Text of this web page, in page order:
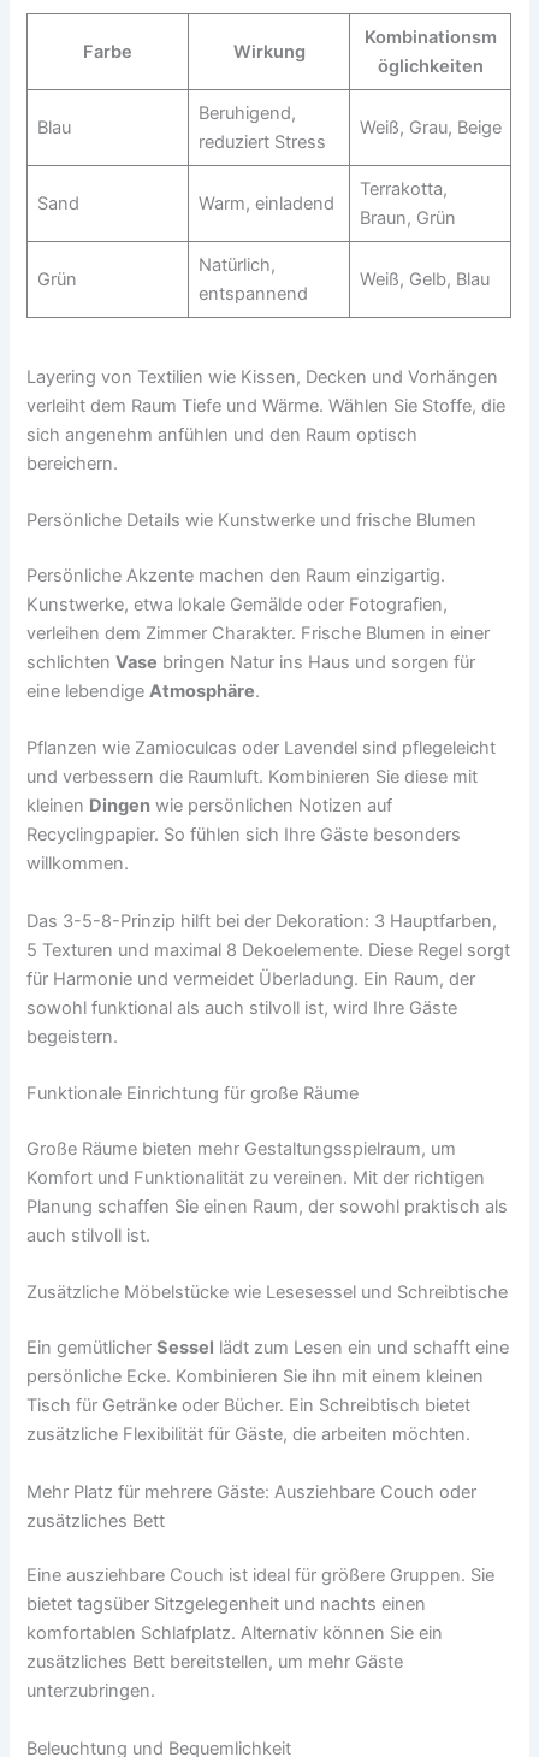
Farbe Wirkung
Kombinationsm
öglichkeiten
Blau
Beruhigend,
reduziert Stress
Weiß, Grau, Beige
Sand Warm, einladend
Terrakotta,
Braun, Grün
Grün
Natürlich,
entspannend
Weiß, Gelb, Blau
Layering von Textilien wie Kissen, Decken und Vorhängen
verleiht dem Raum Tiefe und Wärme. Wählen Sie Stoffe, die
sich angenehm anfühlen und den Raum optisch
bereichern.
Persönliche Details wie Kunstwerke und frische Blumen
Persönliche Akzente machen den Raum einzigartig.
Kunstwerke, etwa lokale Gemälde oder Fotografien,
verleihen dem Zimmer Charakter. Frische Blumen in einer
schlichtenVase bringen Natur ins Haus und sorgen für
eine lebendigeAtmosphäre.
Pflanzen wie Zamioculcas oder Lavendel sind pflegeleicht
und verbessern die Raumluft. Kombinieren Sie diese mit
kleinen Dingen wie persönlichen Notizen auf
Recyclingpapier. So fühlen sich Ihre Gäste besonders
willkommen.
Das 3-5-8-Prinzip hilft bei der Dekoration: 3 Hauptfarben,
5 Texturen und maximal 8 Dekoelemente. Diese Regel sorgt
für Harmonie und vermeidet Überladung. Ein Raum, der
sowohl funktional als auch stilvoll ist, wird Ihre Gäste
begeistern.
Funktionale Einrichtung für große Räume
Große Räume bieten mehr Gestaltungsspielraum, um
Komfort und Funktionalität zu vereinen. Mit der richtigen
Planung schaffen Sie einen Raum, der sowohl praktisch als
auch stilvoll ist.
Zusätzliche Möbelstücke wie Lesesessel und Schreibtische
Ein gemütlicherSessel lädt zum Lesen ein und schafft eine
persönliche Ecke. Kombinieren Sie ihn mit einem kleinen
Tisch für Getränke oder Bücher. Ein Schreibtisch bietet
zusätzliche Flexibilität für Gäste, die arbeiten möchten.
Mehr Platz für mehrere Gäste: Ausziehbare Couch oder
zusätzliches Bett
Eine ausziehbare Couch ist ideal für größere Gruppen. Sie
bietet tagsüber Sitzgelegenheit und nachts einen
komfortablen Schlafplatz. Alternativ können Sie ein
zusätzliches Bett bereitstellen, um mehr Gäste
unterzubringen.
Beleuchtung und Bequemlichkeit